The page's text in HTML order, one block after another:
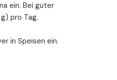
Syndrom)
ein. Bei guter
pro Tag.
in Speisen ein.